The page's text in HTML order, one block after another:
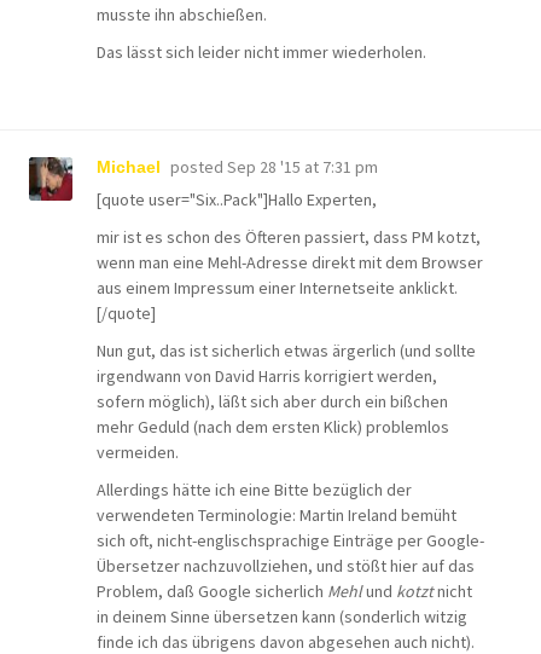
musste ihn abschießen.
Das lässt sich leider nicht immer wiederholen.
Michael posted Sep 28 '15 at 7:31 pm
[quote user="Six..Pack"]Hallo Experten,
mir ist es schon des Öfteren passiert, dass PM kotzt,
wenn man eine Mehl-Adresse direkt mit dem Browser
aus einem Impressum einer Internetseite anklickt.
[/quote]
Nun gut, das ist sicherlich etwas ärgerlich (und sollte
irgendwann von David Harris korrigiert werden,
sofern möglich), läßt sich aber durch ein bißchen
mehr Geduld (nach dem ersten Klick) problemlos
vermeiden.
Allerdings hätte ich eine Bitte bezüglich der
verwendeten Terminologie: Martin Ireland bemüht
sich oft, nicht-englischsprachige Einträge per Google-
Übersetzer nachzuvollziehen, und stößt hier auf das
Problem, daß Google sicherlich Mehlund kotztnicht
in deinem Sinne übersetzen kann (sonderlich witzig
finde ich das übrigens davon abgesehen auch nicht).